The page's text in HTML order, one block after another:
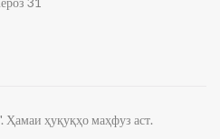
ҳуқуқҳо маҳфуз аст.